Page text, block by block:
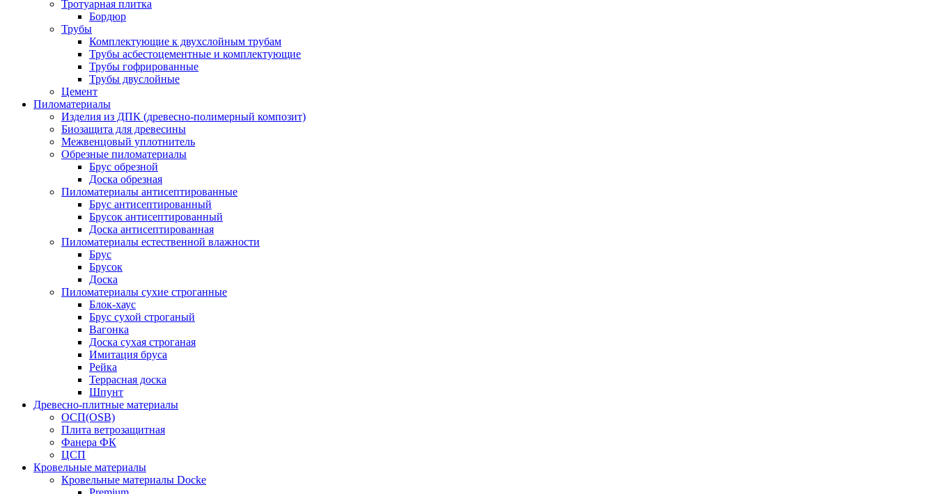
Тротуарная плитка
Бордюр
Трубы
Комплектующие к двухслойным трубам
Трубы асбестоцементные и комплектующие
Трубы гофрированные
Трубы двуслойные
Цемент
Пиломатериалы
Изделия из ДПК (древесно-полимерный композит)
Биозащита для древесины
Межвенцовый уплотнитель
Обрезные пиломатериалы
Брус обрезной
Доска обрезная
Пиломатериалы антисептированные
Брус антисептированный
Брусок антисептированный
Доска антисептированная
Пиломатериалы естественной влажности
Брус
Брусок
Доска
Пиломатериалы сухие строганные
Блок-хаус
Брус сухой строганый
Вагонка
Доска сухая строганая
Имитация бруса
Рейка
Террасная доска
Шпунт
Древесно-плитные материалы
ОСП(OSB)
Плита ветрозащитная
Фанера ФК
ЦСП
Кровельные материалы
Кровельные материалы Docke